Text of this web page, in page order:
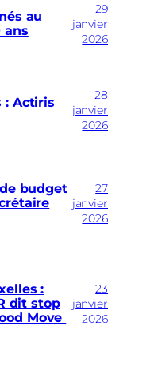
au
ans
29
janvier
2026
: Actiris
28
janvier
2026
budget
27
janvier
2026
:
dit stop
Move
23
janvier
2026